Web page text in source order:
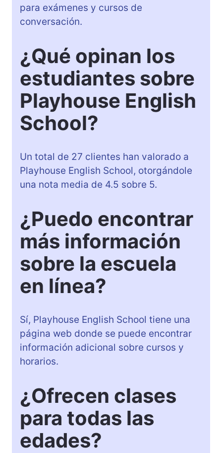
para exámenes y cursos de
conversación.
¿Qué opinan los
estudiantes sobre
Playhouse English
School?
Un total de 27 clientes han valorado a
Playhouse English School, otorgándole
una nota media de 4.5 sobre 5.
¿Puedo encontrar
más información
sobre la escuela
en línea?
Sí, Playhouse English School tiene una
página web donde se puede encontrar
información adicional sobre cursos y
horarios.
¿Ofrecen clases
para todas las
edades?